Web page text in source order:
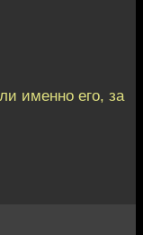
именно его, за